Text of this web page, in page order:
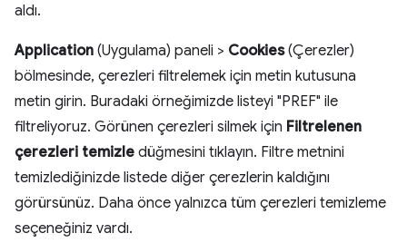
aldı.
Application (Uygulama) paneli > Cookies(Çerezler)
bölmesinde, çerezleri filtrelemek için metin kutusuna
metin girin. Buradaki örneğimizde listeyi "PREF" ile
filtreliyoruz. Görünen çerezleri silmek için Filtrelenen
çerezleri temizle düğmesini tıklayın. Filtre metnini
temizlediğinizde listede diğer çerezlerin kaldığını
görürsünüz. Daha önce yalnızca tüm çerezleri temizleme
seçeneğiniz vardı.